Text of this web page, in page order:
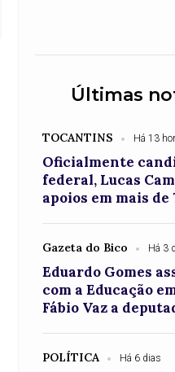
Últimas
TOCANTINS Há 13
Oficialmente
federal, Lucas
apoios em mais
Gazeta do Bico Há 3
Eduardo Gomes
com a Educação
Fábio Vaz a
POLÍTICA Há 6 dias